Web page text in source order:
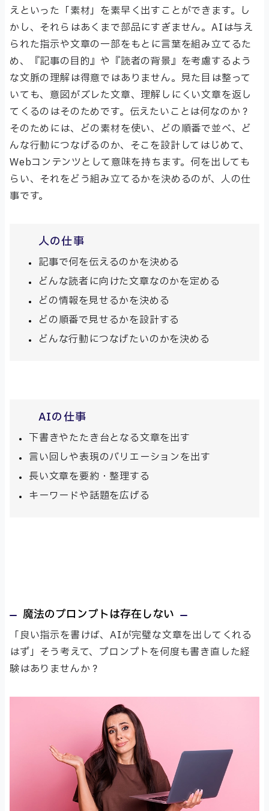
えといった「素材」を素早く出すことができます。し
かし、それらはあくまで部品にすぎません。AIは与え
られた指示や文章の一部をもとに言葉を組み立てるた
め、『記事の目的』や『読者の背景』を考慮するよう
な文脈の理解は得意ではありません。見た目は整って
いても、意図がズレた文章、理解しにくい文章を返し
てくるのはそのためです。伝えたいことは何なのか？
そのためには、どの素材を使い、どの順番で並べ、ど
んな行動につなげるのか、そこを設計してはじめて、
Webコンテンツとして意味を持ちます。何を出しても
らい、それをどう組み立てるかを決めるのが、人の仕
事です。
人の仕事
記事で何を伝えるのかを決める
どんな読者に向けた文章なのかを定める
どの情報を見せるかを決める
どの順番で見せるかを設計する
どんな行動につなげたいのかを決める
AIの仕事
下書きやたたき台となる文章を出す
言い回しや表現のバリエーションを出す
長い文章を要約・整理する
キーワードや話題を広げる
魔法のプロンプトは存在しない
「良い指示を書けば、AIが完璧な文章を出してくれる
はず」そう考えて、プロンプトを何度も書き直した経
験はありませんか？